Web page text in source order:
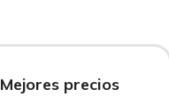
Mejores precios